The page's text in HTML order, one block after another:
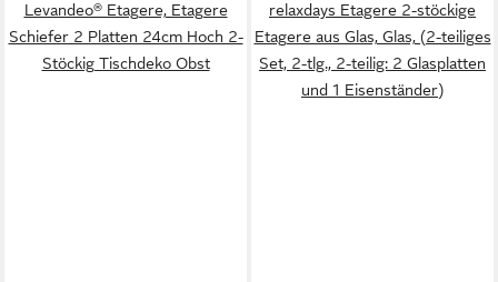
Levandeo® Etagere, Etagere
Schiefer 2 Platten 24cm Hoch 2-
Stöckig Tischdeko Obst
relaxdays Etagere 2-stöckige
Etagere aus Glas, Glas, (2-teiliges
Set, 2-tlg., 2-teilig: 2 Glasplatten
und 1 Eisenständer)